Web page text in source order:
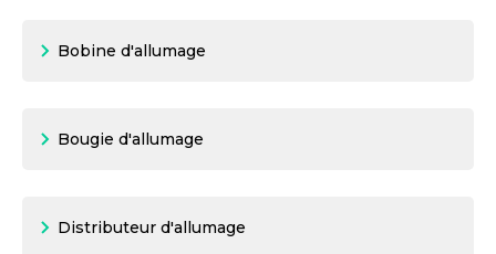
Bobine d'allumage
Bougie d'allumage
Distributeur d'allumage